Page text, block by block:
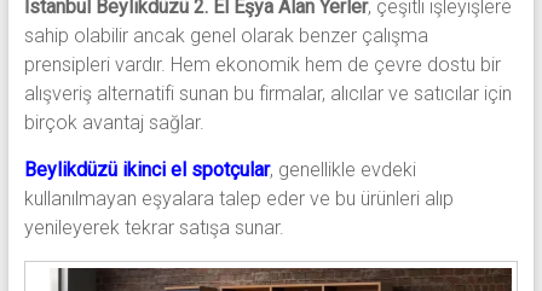
İstanbul Beylikdüzü 2. El Eşya Alan Yerler, çeşitli işleyişlere
sahip olabilir ancak genel olarak benzer çalışma
prensipleri vardır. Hem ekonomik hem de çevre dostu bir
alışveriş alternatifi sunan bu firmalar, alıcılar ve satıcılar için
birçok avantaj sağlar.
Beylikdüzü ikinci el spotçular, genellikle evdeki
kullanılmayan eşyalara talep eder ve bu ürünleri alıp
yenileyerek tekrar satışa sunar.